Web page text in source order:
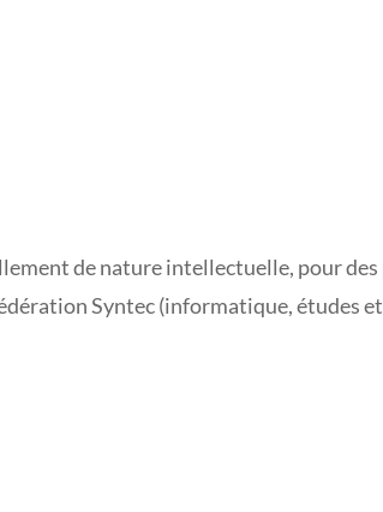
de nature intellectuelle, pour
Syntec (informatique, études